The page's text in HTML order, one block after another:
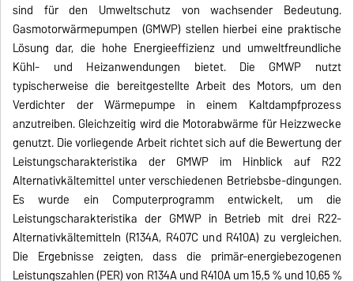
sind für den Umweltschutz von wachsender Bedeutung.
Gasmotorwärmepumpen (GMWP) stellen hierbei eine praktische
Lösung dar, die hohe Energieeffizienz und umweltfreundliche
Kühl- und Heizanwendungen bietet. Die GMWP nutzt
typischerweise die bereitgestellte Arbeit des Motors, um den
Verdichter der Wärmepumpe in einem Kaltdampfprozess
anzutreiben. Gleichzeitig wird die Motorabwärme für Heizzwecke
genutzt. Die vorliegende Arbeit richtet sich auf die Bewertung der
Leistungscharakteristika der GMWP im Hinblick auf R22
Alternativkältemittel unter verschiedenen Betriebsbe-dingungen.
Es wurde ein Computerprogramm entwickelt, um die
Leistungscharakteristika der GMWP in Betrieb mit drei R22-
Alternativkältemitteln (R134A, R407C und R410A) zu vergleichen.
Die Ergebnisse zeigten, dass die primär-energiebezogenen
Leistungszahlen (PER) von R134A und R410A um 15,5 % und 10,65 %